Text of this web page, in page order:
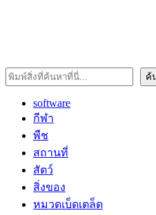
ค้นหา ค้
software
กีฬา
พืช
สถานที่
สัตว์
สิ่งของ
หมวดเบ็ดเตล็ด